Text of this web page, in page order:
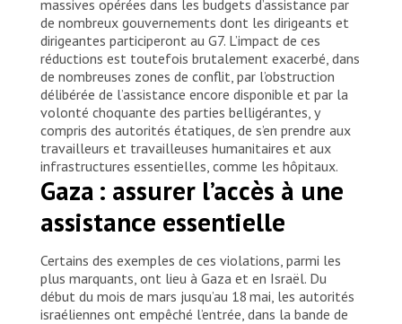
massives opérées dans les budgets d’assistance par
de nombreux gouvernements dont les dirigeants et
dirigeantes participeront au G7. L’impact de ces
réductions est toutefois brutalement exacerbé, dans
de nombreuses zones de conflit, par l’obstruction
délibérée de l’assistance encore disponible et par la
volonté choquante des parties belligérantes, y
compris des autorités étatiques, de s’en prendre aux
travailleurs et travailleuses humanitaires et aux
infrastructures essentielles, comme les hôpitaux.
Gaza : assurer l’accès à une
assistance essentielle
Certains des exemples de ces violations, parmi les
plus marquants, ont lieu à Gaza et en Israël. Du
début du mois de mars jusqu’au 18 mai, les autorités
israéliennes ont empêché l’entrée, dans la bande de